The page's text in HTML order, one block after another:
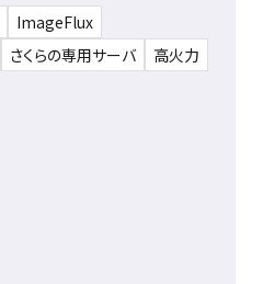
ImageFlux
さくらの専用サーバ
高火力